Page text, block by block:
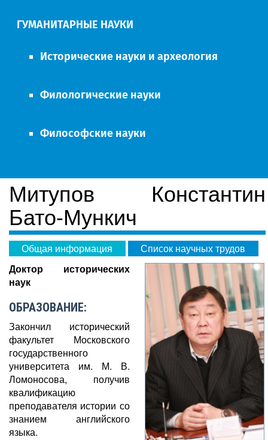
ГУМАНИТАРНЫЕ НАУКИ
Исторические науки и археология
Филологические науки
Философские науки
Митупов Константин
Бато-Мункич
Общая информация
Список научных трудов
Доктор исторических
наук
ОБРАЗОВАНИЕ:
Закончил исторический
факультет Московского
государственного
университета им. М. В.
Ломоносова, получив
квалификацию
преподавателя истории со
знанием английского
языка.